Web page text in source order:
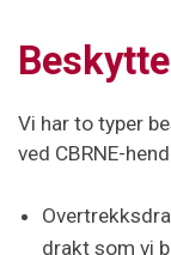
Vi har to typer
ved CBRNE-
drakt som vi